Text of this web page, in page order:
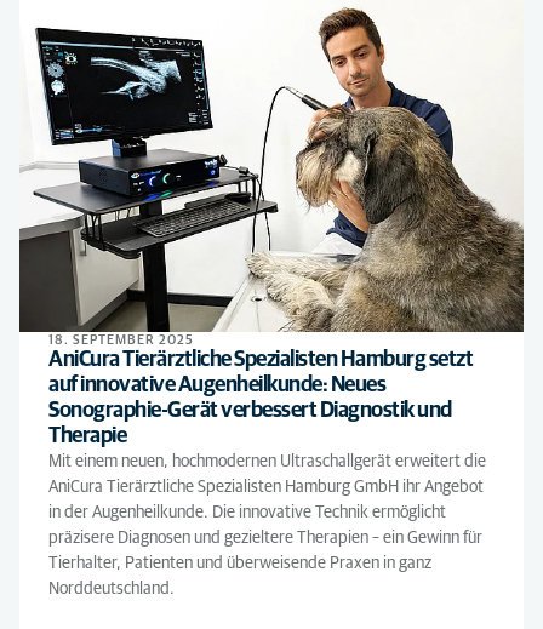
18. SEPTEMBER 2025
AniCura Tierärztliche Spezialisten Hamburg setzt
auf innovative Augenheilkunde: Neues
Sonographie-Gerät verbessert Diagnostik und
Therapie
Mit einem neuen, hochmodernen Ultraschallgerät erweitert die
AniCura Tierärztliche Spezialisten Hamburg GmbH ihr Angebot
in der Augenheilkunde. Die innovative Technik ermöglicht
präzisere Diagnosen und gezieltere Therapien – ein Gewinn für
Tierhalter, Patienten und überweisende Praxen in ganz
Norddeutschland.